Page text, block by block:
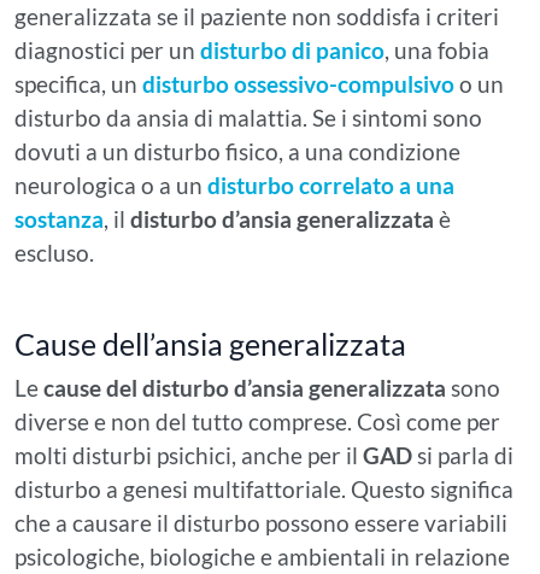
generalizzata se il paziente non soddisfa i criteri
diagnostici per un disturbo di panico, una fobia
specifica, un disturbo ossessivo-compulsivoo un
disturbo da ansia di malattia. Se i sintomi sono
dovuti a un disturbo fisico, a una condizione
neurologica o a un disturbo correlato a una
sostanza, il disturbo d’ansia generalizzata è
escluso.
Cause dell’ansia generalizzata
Lecause del disturbo d’ansia generalizzata sono
diverse e non del tutto comprese. Così come per
molti disturbi psichici, anche per il GADsi parla di
disturbo a genesi multifattoriale. Questo significa
che a causare il disturbo possono essere variabili
psicologiche, biologiche e ambientali in relazione